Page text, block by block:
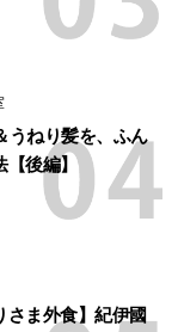
うねり髪を、ふん
【後編】
さま外食】紀伊國